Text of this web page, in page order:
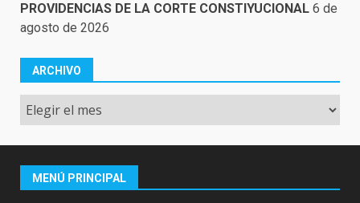
PROVIDENCIAS DE LA CORTE CONSTIYUCIONAL 6 de
agosto de 2026
ARCHIVO
Archivo
MENÚ PRINCIPAL